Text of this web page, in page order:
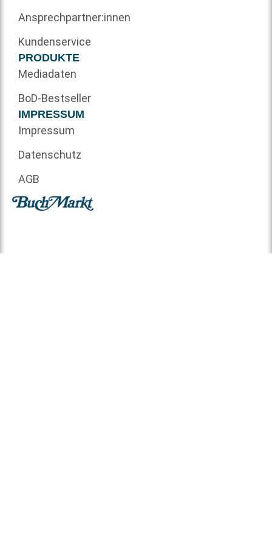
Ansprechpartner:innen
Kundenservice
PRODUKTE
Mediadaten
BoD-Bestseller
IMPRESSUM
Impressum
Datenschutz
AGB